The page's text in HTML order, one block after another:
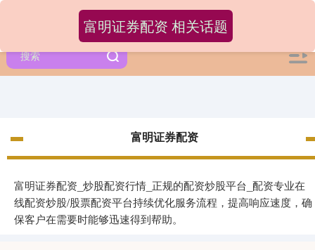
富明证券配资
富明证券配资_炒股配资行情_正规的配资炒股平台_配资专业在
线配资炒股/股票配资平台持续优化服务流程，提高响应速度，确
保客户在需要时能够迅速得到帮助。
富明证券配资 相关话题